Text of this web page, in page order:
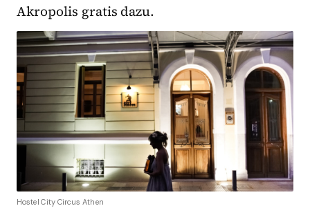
Akropolis gratis dazu.
Hostel City Circus Athen